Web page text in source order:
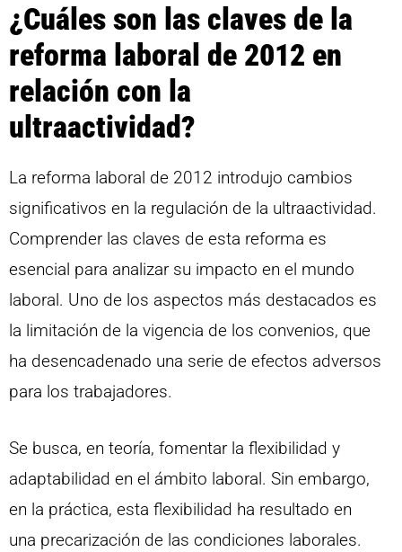
¿Cuáles son las claves de la
reforma laboral de 2012 en
relación con la
ultraactividad?
La reforma laboral de 2012 introdujo cambios
significativos en la regulación de la ultraactividad.
Comprender las claves de esta reforma es
esencial para analizar su impacto en el mundo
laboral. Uno de los aspectos más destacados es
la limitación de la vigencia de los convenios, que
ha desencadenado una serie de efectos adversos
para los trabajadores.
Se busca, en teoría, fomentar la flexibilidad y
adaptabilidad en el ámbito laboral. Sin embargo,
en la práctica, esta flexibilidad ha resultado en
una precarización de las condiciones laborales.